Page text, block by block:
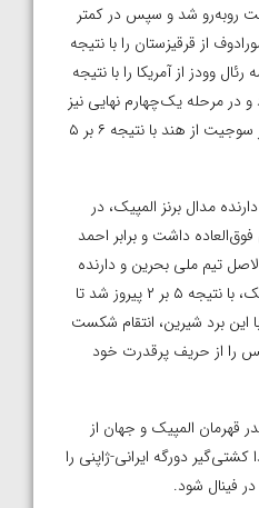
روبه‌رو شد و سپس در کمتر
از قرقیزستان را با نتیجه
وودز از آمریکا را با نتیجه
و در مرحله یک‌چهارم نهایی نیز
پس از مبارزه‌ای نفس‌گیر برابر سوجیت از هند با نتیجه ۶ بر ۵
مدال برنز المپیک، در
داشت و برابر احمد
تیم ملی بحرین و دارنده
مدال‌های طلای جهان و المپیک، با نتیجه ۵ بر ۲ پیروز شد تا
این برد شیرین، انتقام شکست
پاریس را از حریف پرقدرت خود
قهرمان المپیک و جهان از
دورگه ایرانی-ژاپنی را
فینال شود.